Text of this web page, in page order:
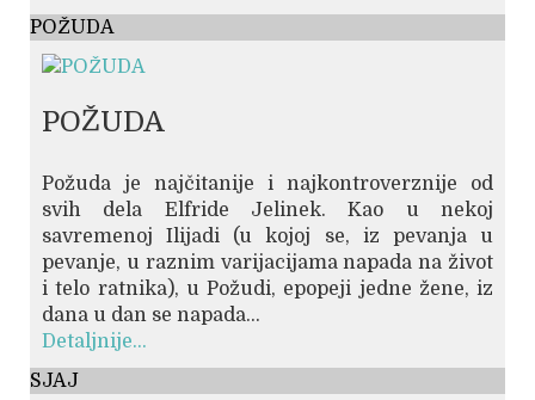
POŽUDA
POŽUDA
Požuda je najčitanije i najkontroverznije od
svih dela Elfride Jelinek. Kao u nekoj
savremenoj Ilijadi (u kojoj se, iz pevanja u
pevanje, u raznim varijacijama napada na život
i telo ratnika), u Požudi, epopeji jedne žene, iz
dana u dan se napada...
Detaljnije...
SJAJ